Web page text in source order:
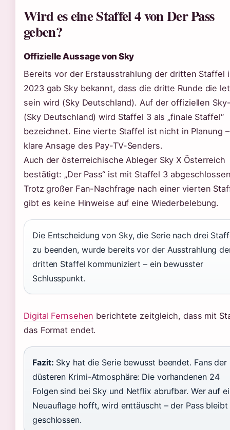
Wird es eine Staffel 4 von Der Pass
geben?
Offizielle Aussage von Sky
Bereits vor der Erstausstrahlung der dritten Staffel
2023 gab Sky bekannt, dass die dritte Runde die
sein wird (Sky Deutschland). Auf der offiziellen
(Sky Deutschland) wird Staffel 3 als „finale Staffel“
bezeichnet. Eine vierte Staffel ist nicht in Planung
klare Ansage des Pay-TV-Senders.
Auch der österreichische Ableger Sky X Österreich
bestätigt: „Der Pass“ ist mit Staffel 3
Trotz großer Fan-Nachfrage nach einer vierten
gibt es keine Hinweise auf eine Wiederbelebung.
Die Entscheidung von Sky, die Serie nach drei
zu beenden, wurde bereits vor der Ausstrahlung
dritten Staffel kommuniziert – ein bewusster
Schlusspunkt.
Digital Fernsehen berichtete zeitgleich, dass mit
das Format endet.
Fazit: Sky hat die Serie bewusst beendet. Fans der
düsteren Krimi-Atmosphäre: Die vorhandenen 24
Folgen sind bei Sky und Netflix abrufbar. Wer auf
Neuauflage hofft, wird enttäuscht – der Pass bleibt
geschlossen.